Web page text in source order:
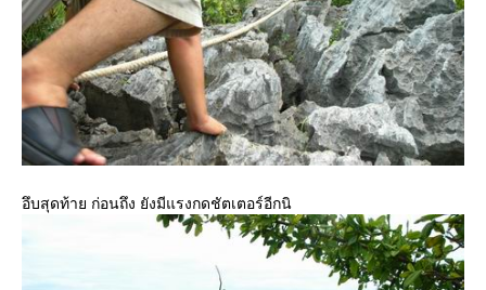
อึบสุดท้าย ก่อนถึง ยังมีแรงกดชัตเตอร์อีกนิ